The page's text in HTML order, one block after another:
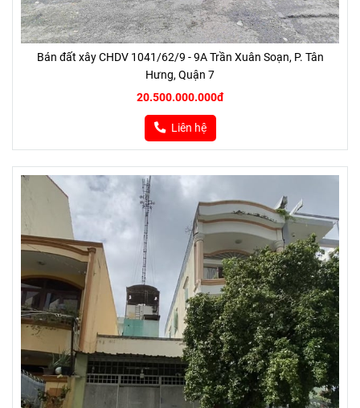
Bán đất xây CHDV 1041/62/9 - 9A Trần Xuân Soạn, P. Tân
Hưng, Quận 7
20.500.000.000đ
Liên hệ